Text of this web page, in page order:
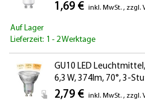
1,69 € inkl. MwSt. , zzgl.
Auf Lager
Lieferzeit: 1 - 2 Werktage
GU10 LED
6,3 W, 374lm, 70°, 3-
Reflektorspiegel (silber)
2,79 € inkl. MwSt. , zzgl.